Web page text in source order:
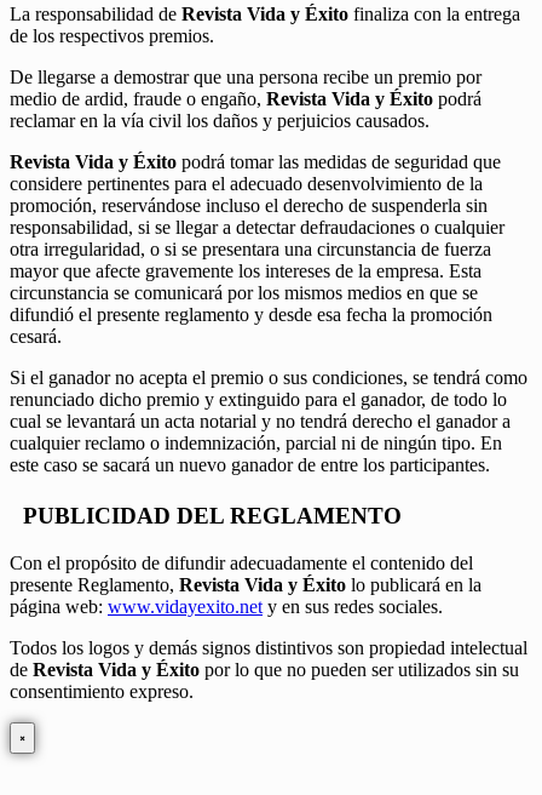
La responsabilidad de Revista Vida y Éxito finaliza con la entrega
de los respectivos premios.
De llegarse a demostrar que una persona recibe un premio por
medio de ardid, fraude o engaño, Revista Vida y Éxito podrá
reclamar en la vía civil los daños y perjuicios causados.
Revista Vida y Éxito podrá tomar las medidas de seguridad que
considere pertinentes para el adecuado desenvolvimiento de la
promoción, reservándose incluso el derecho de suspenderla sin
responsabilidad, si se llegar a detectar defraudaciones o cualquier
otra irregularidad, o si se presentara una circunstancia de fuerza
mayor que afecte gravemente los intereses de la empresa. Esta
circunstancia se comunicará por los mismos medios en que se
difundió el presente reglamento y desde esa fecha la promoción
cesará.
Si el ganador no acepta el premio o sus condiciones, se tendrá como
renunciado dicho premio y extinguido para el ganador, de todo lo
cual se levantará un acta notarial y no tendrá derecho el ganador a
cualquier reclamo o indemnización, parcial ni de ningún tipo. En
este caso se sacará un nuevo ganador de entre los participantes.
PUBLICIDAD DEL REGLAMENTO
Con el propósito de difundir adecuadamente el contenido del
presente Reglamento, Revista Vida y Éxito lo publicará en la
página web: www.vidayexito.net y en sus redes sociales.
Todos los logos y demás signos distintivos son propiedad intelectual
de Revista Vida y Éxito por lo que no pueden ser utilizados sin su
consentimiento expreso.
×